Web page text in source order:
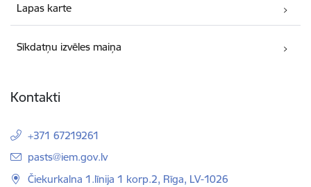
Lapas karte
Sīkdatņu izvēles maiņa
Kontakti
+371 67219261
E-pasts:
pasts@iem.gov.lv
Čiekurkalna 1.līnija 1 korp.2, Rīga, LV-1026